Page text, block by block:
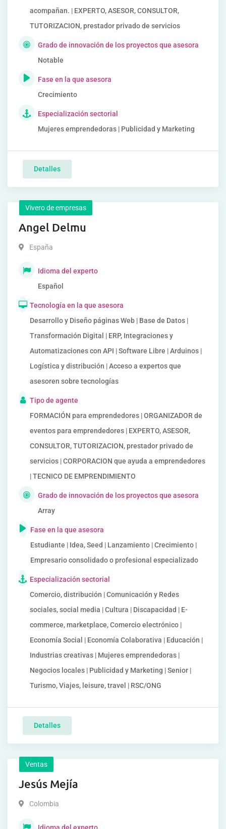
acompañan. | EXPERTO, ASESOR, CONSULTOR,
TUTORIZACION, prestador privado de servicios
Grado de innovación de los proyectos que asesora
Notable
Fase en la que asesora
Crecimiento
Especialización sectorial
Mujeres emprendedoras | Publicidad y Marketing
Detalles
Vivero de empresas
Angel Delmu
España
Idioma del experto
Español
Tecnología en la que asesora
Desarrollo y Diseño páginas Web | Base de Datos |
Transformación Digital | ERP, Integraciones y
Automatizaciones con API | Software Libre | Arduinos |
Logística y distribución | Acceso a expertos que
asesoren sobre tecnologías
Tipo de agente
FORMACIÓN para emprendedores | ORGANIZADOR de
eventos para emprendedores | EXPERTO, ASESOR,
CONSULTOR, TUTORIZACION, prestador privado de
servicios | CORPORACION que ayuda a emprendedores
| TECNICO DE EMPRENDIMIENTO
Grado de innovación de los proyectos que asesora
Array
Fase en la que asesora
Estudiante | Idea, Seed | Lanzamiento | Crecimiento |
Empresario consolidado o profesional especializado
Especialización sectorial
Comercio, distribución | Comunicación y Redes
sociales, social media | Cultura | Discapacidad | E-
commerce, marketplace, Comercio electrónico |
Economía Social | Economía Colaborativa | Educación |
Industrias creativas | Mujeres emprendedoras |
Negocios locales | Publicidad y Marketing | Senior |
Turismo, Viajes, leisure, travel | RSC/ONG
Detalles
Ventas
Jesús Mejía
Colombia